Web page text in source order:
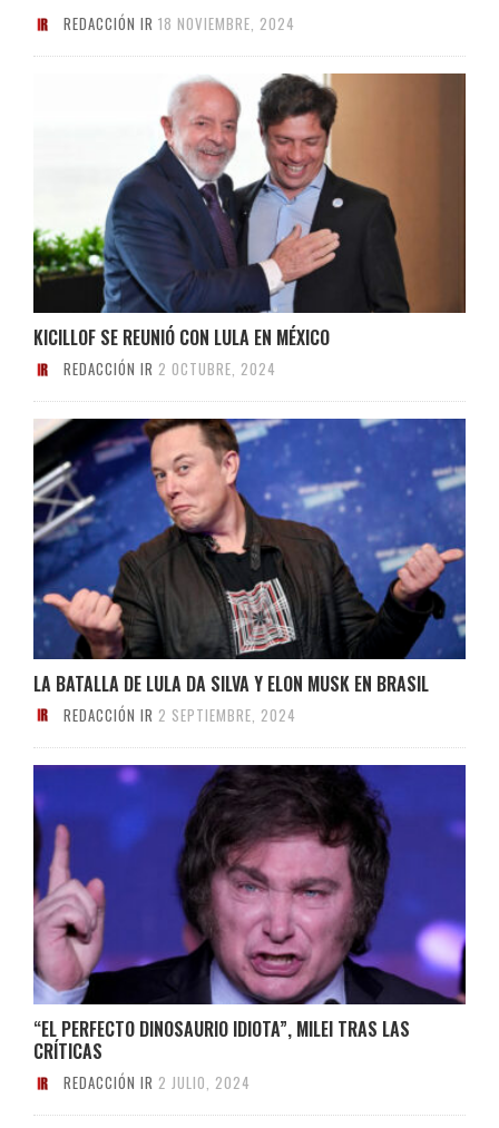
REDACCIÓN IR 18 NOVIEMBRE, 2024
KICILLOF SE REUNIÓ CON LULA EN MÉXICO
REDACCIÓN IR 2 OCTUBRE, 2024
LA BATALLA DE LULA DA SILVA Y ELON MUSK EN BRASIL
REDACCIÓN IR 2 SEPTIEMBRE, 2024
“EL PERFECTO DINOSAURIO IDIOTA”, MILEI TRAS LAS
CRÍTICAS
REDACCIÓN IR 2 JULIO, 2024